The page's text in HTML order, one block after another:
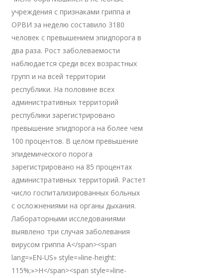
учреждения с признаками гриппа и
ОРВИ за неделю составило 3180
человек с превышением эпидпорога в
два раза. Рост заболеваемости
наблюдается среди всех возрастных
групп и на всей территории
республики. На половине всех
административных территорий
республики зарегистрировано
превышение эпидпорога на более чем
100 процентов. В целом превышение
эпидемического порога
зарегистрировано на 85 процентах
административных территорий. Растет
число госпитализированных больных
с осложнениями на органы дыхания.
Лабораторными исследованиями
выявлено три случая заболевания
вирусом гриппа А</span><span
lang=»EN-US» style=»line-height:
115%;»>H</span><span style=»line-